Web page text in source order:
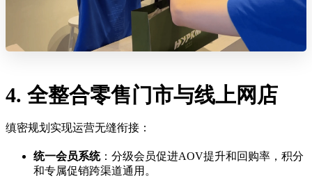
4. 全整合零售门市与线上网店
缜密规划实现运营无缝衔接：
统一会员系统：分级会员促进AOV提升和回购率，积分
和专属促销跨渠道通用。